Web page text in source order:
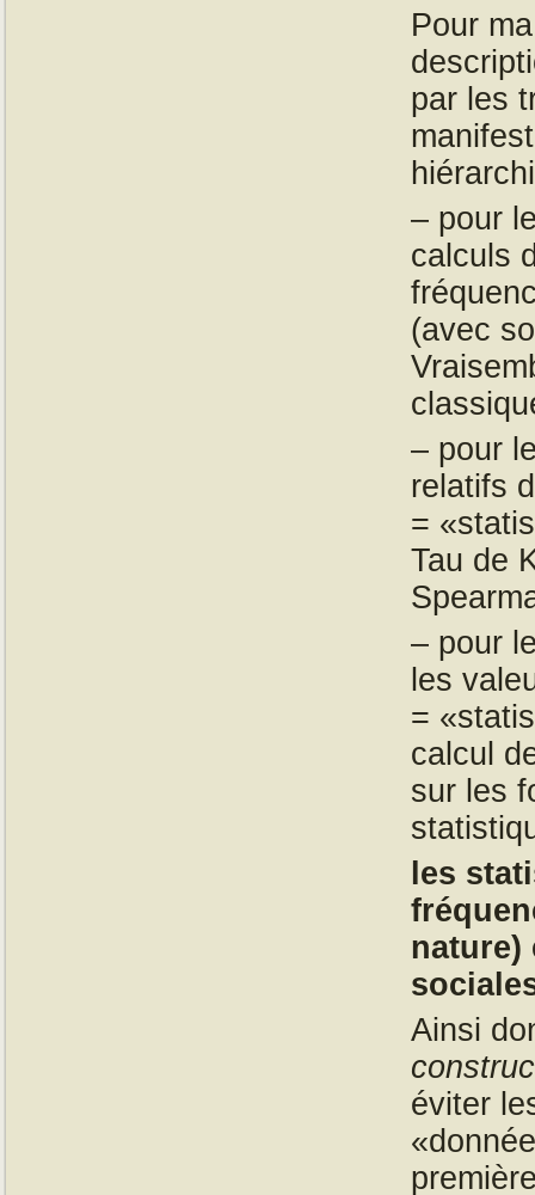
Pour
par les
– pour
calculs
(avec
– pour
relatifs
=
Tau de
– pour
les
=
calcul
sur les
les
nature)
Ainsi
éviter